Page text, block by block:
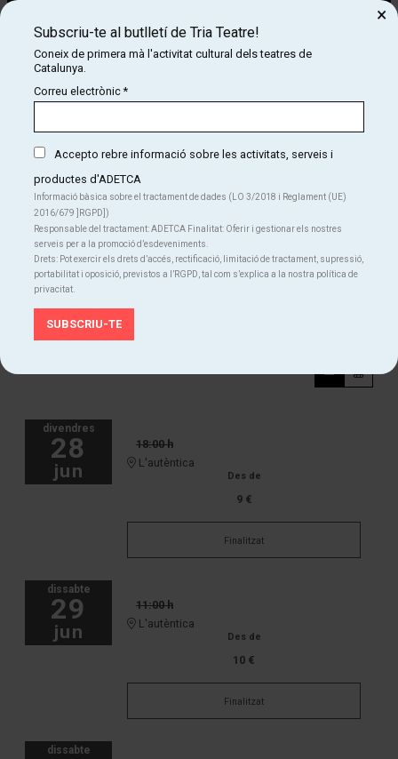
Diapositiva 2 de 5: El petit circ
Mary, un pallassa entremaliada i divertida, és la presentadora
d’aquest circ particular. Amb un simple toc de vareta la Mary fa
canviar de color el seu nas vermell. Un porquet, un xai i altres
animals de la granja fan salts d’amunt la corda fluixa. Amb aquest i
altres prodigis els artistes del petit circ mostren les seves habilitats
al so de les cançons que els acompanyen.
divendres
28
jun
18:00 h
L'autèntica
Des de
9 €
Finalitzat
dissabte
29
jun
11:00 h
L'autèntica
Des de
10 €
Finalitzat
dissabte
Subscriu-te al butlletí de Tria Teatre!
Coneix de primera mà l'activitat cultural dels teatres de
Catalunya.
Correu electrònic*
Accepto rebre informació sobre les activitats, serveis i
productes d'ADETCA
Informació bàsica sobre el tractament de dades (LO 3/2018 i Reglament (UE)
2016/679 ]RGPD])
Responsable del tractament: ADETCA Finalitat: Oferir i gestionar els nostres
serveis per a la promoció d’esdeveniments.
Drets: Pot exercir els drets d’accés, rectificació, limitació de tractament, supressió,
portabilitat i oposició, previstos a l’RGPD, tal com s’explica a la nostra política de
privacitat.
×